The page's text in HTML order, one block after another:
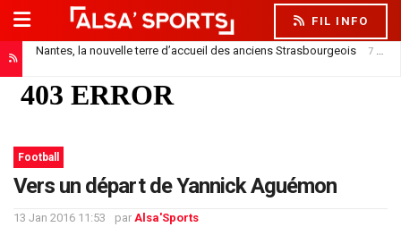
FIL INFO
Nantes, la nouvelle terre d’accueil des anciens Strasbourgeois 7 août 2026
Football
Vers un départ de Yannick Aguémon
13 Jan 2016 11:53 par Alsa'Sports